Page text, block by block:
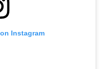
Instagram